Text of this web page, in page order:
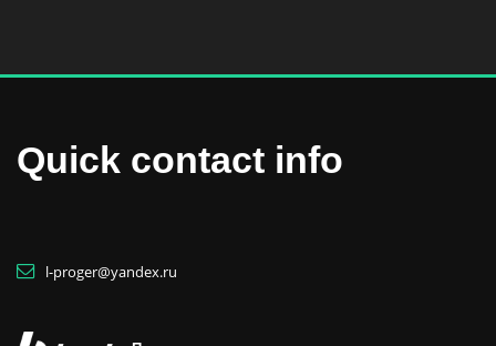
Quick contact info
l-proger@yandex.ru